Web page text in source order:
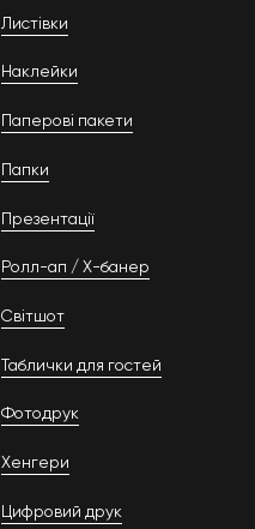
Листівки
Наклейки
Паперові пакети
Папки
Презентації
Ролл-ап / Х-банер
Світшот
Таблички для гостей
Фотодрук
Хенгери
Цифровий друк